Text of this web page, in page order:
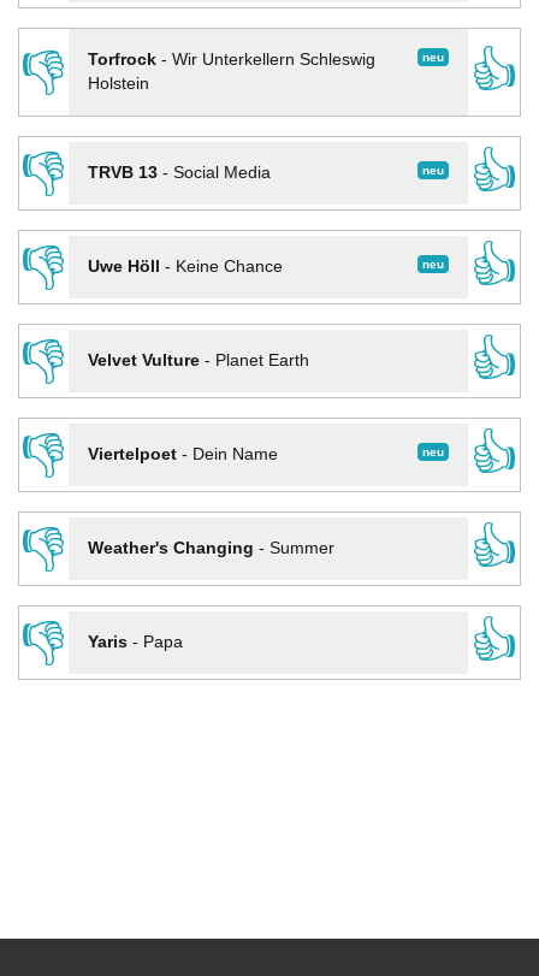
👎
neu
Torfrock- Wir Unterkellern Schleswig
Holstein
👍
👎
neu
TRVB 13- Social Media
👍
👎
neu
Uwe Höll - Keine Chance
👍
👎
Velvet Vulture- Planet Earth
👍
👎
neu
Viertelpoet- Dein Name
👍
👎
Weather's Changing - Summer
👍
👎
Yaris- Papa 👍